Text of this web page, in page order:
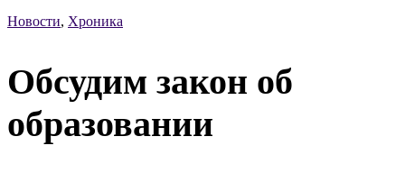
Новости, Хроника
Обсудим закон об
образовании